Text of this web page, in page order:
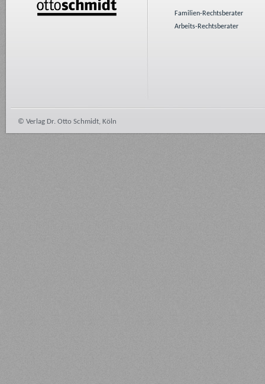
Familien-Rechtsberater
Arbeits-Rechtsberater
© Verlag Dr. Otto Schmidt, Köln